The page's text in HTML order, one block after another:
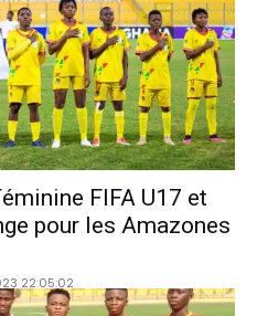
FIFA U17 et
pour les Amazones
22:05:02